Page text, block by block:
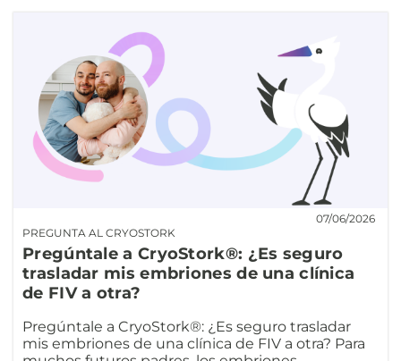
PREGUNTA AL CRYOSTORK
07/06/2026
Pregúntale a CryoStork®: ¿Es seguro
trasladar mis embriones de una clínica
de FIV a otra?
Pregúntale a CryoStork®: ¿Es seguro trasladar
mis embriones de una clínica de FIV a otra? Para